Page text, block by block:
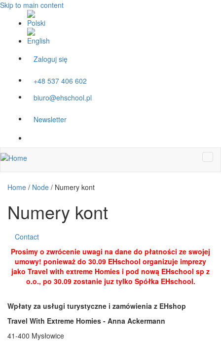
Skip to main content
Zaloguj się
+48 537 406 602
biuro@ehschool.pl
Newsletter
Home / Node / Numery kont
Numery kont
Contact
Prosimy o zwrócenie uwagi na dane do płatności ze swojej
umowy! ponieważ do 30.09 EHschool organizuje imprezy
jako Travel with extreme Homies i pod nową EHschool sp z
o.o., po 30.09 zostanie juz tylko Spółka EHschool.
Wpłaty za usługi turystyczne i zamówienia z EHshop
Travel With Extreme Homies - Anna Ackermann
41-400 Mysłowice